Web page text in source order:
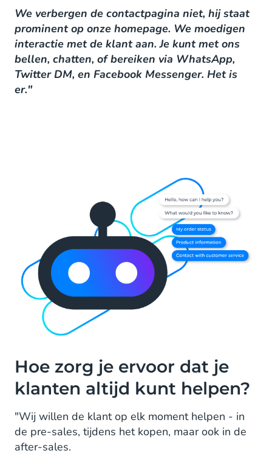
We verbergen de contactpagina niet, hij staat
prominent op onze homepage. We moedigen
interactie met de klant aan. Je kunt met ons
bellen, chatten, of bereiken via WhatsApp,
Twitter DM, en Facebook Messenger. Het is
er."
Hoe zorg je ervoor dat je
klanten altijd kunt helpen?
"Wij willen de klant op elk moment helpen - in
de pre-sales, tijdens het kopen, maar ook in de
after-sales.